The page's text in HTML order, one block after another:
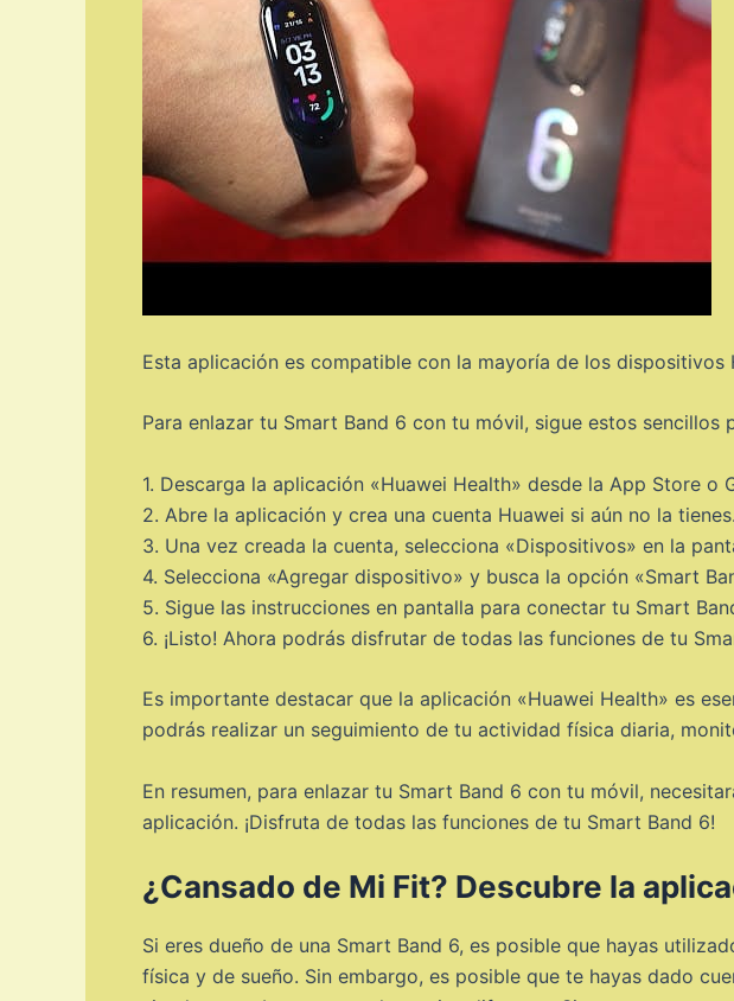
Esta aplicación es compatible con la mayoría de los dispositivos
Para enlazar tu Smart Band 6 con tu móvil, sigue estos sencillos
1. Descarga la aplicación «Huawei Health» desde la App Store o
2. Abre la aplicación y crea una cuenta Huawei si aún no la tienes.
3. Una vez creada la cuenta, selecciona «Dispositivos» en la
4. Selecciona «Agregar dispositivo» y busca la opción «Smart
5. Sigue las instrucciones en pantalla para conectar tu Smart
6. ¡Listo! Ahora podrás disfrutar de todas las funciones de tu
Es importante destacar que la aplicación «Huawei Health» es
podrás realizar un seguimiento de tu actividad física diaria,
En resumen, para enlazar tu Smart Band 6 con tu móvil,
aplicación. ¡Disfruta de todas las funciones de tu Smart Band 6!
¿Cansado de Mi Fit? Descubre la
Si eres dueño de una Smart Band 6, es posible que hayas
física y de sueño. Sin embargo, es posible que te hayas dado